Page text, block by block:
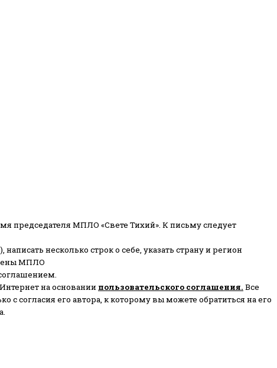
председателя МПЛО «Свете Тихий». К письму следует
несколько строк о себе, указать страну и регион
МПЛО
на основании пользовательского соглашения. Все
с согласия его автора, к которому вы можете обратиться на его